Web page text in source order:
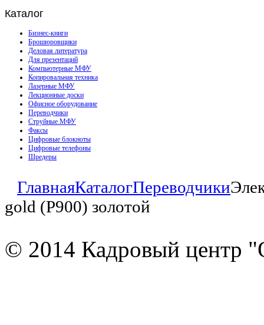
Каталог
Бизнес-книги
Брошюровщики
Деловая литература
Для презентаций
Компьютерные МФУ
Копировальная техника
Лазерные МФУ
Лекционные доски
Офисное оборудование
Переводчики
Струйные МФУ
Факсы
Цифровые блокноты
Цифровые телефоны
Шредеры
ГлавнаяКаталогПереводчики
gold (P900) золотой
© 2014 Кадровый центр